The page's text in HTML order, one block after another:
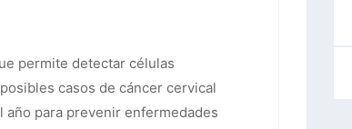
permite detectar células
casos de cáncer cervical
año para prevenir enfermedades